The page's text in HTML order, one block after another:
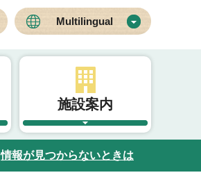
Multilingual
施設案内
情報が見つからないときは